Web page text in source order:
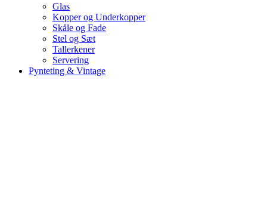
Glas
Kopper og Underkopper
Skåle og Fade
Stel og Sæt
Tallerkener
Servering
Pynteting & Vintage